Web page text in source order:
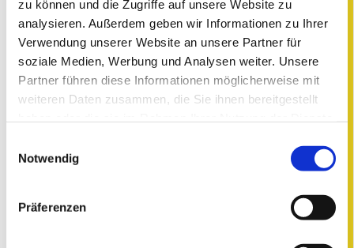
zu können und die Zugriffe auf unsere Website zu
analysieren. Außerdem geben wir Informationen zu Ihrer
Verwendung unserer Website an unsere Partner für
soziale Medien, Werbung und Analysen weiter. Unsere
Partner führen diese Informationen möglicherweise mit
weiteren Daten zusammen, die Sie ihnen bereitgestellt
Notwendig
Präferenzen